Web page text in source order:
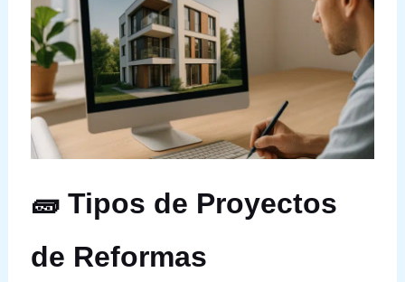
🧱 Tipos de Proyectos
de Reformas